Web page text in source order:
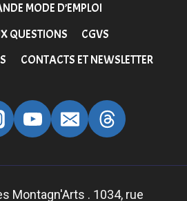
MODE D’EMPLOI
QUESTIONS
CGVS
CONTACTS ET NEWSLETTER
Montagn'Arts . 1034, rue